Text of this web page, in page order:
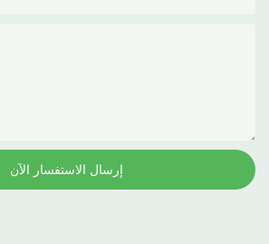
إرسال الاستفسار الآن